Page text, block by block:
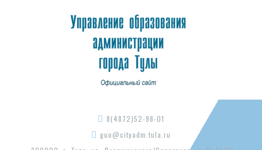
8(4872)52-98-01
guo@cityadm.tula.ru